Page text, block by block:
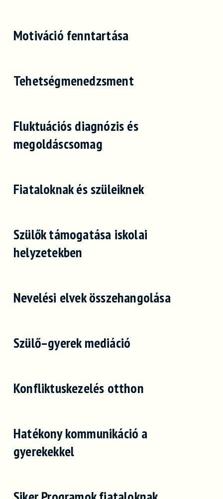
Motiváció fenntartása
Tehetségmenedzsment
Fluktuációs diagnózis és
megoldáscsomag
Fiataloknak és szüleiknek
Szülők támogatása iskolai
helyzetekben
Nevelési elvek összehangolása
Szülő–gyerek mediáció
Konfliktuskezelés otthon
Hatékony kommunikáció a
gyerekekkel